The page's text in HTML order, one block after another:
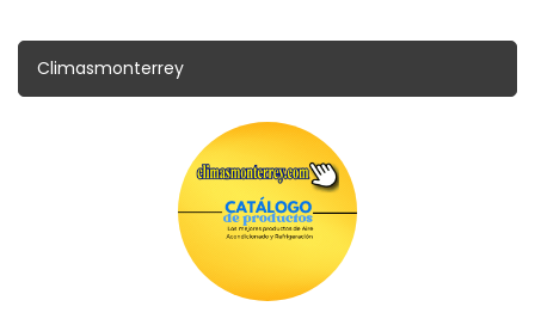
Climasmonterrey